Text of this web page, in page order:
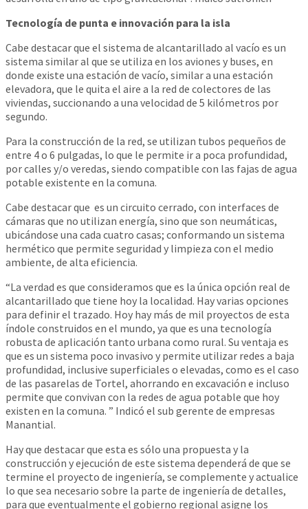
Tecnología de punta e innovación para la isla
Cabe destacar que el sistema de alcantarillado al vacío es un
sistema similar al que se utiliza en los aviones y buses, en
donde existe una estación de vacío, similar a una estación
elevadora, que le quita el aire a la red de colectores de las
viviendas, succionando a una velocidad de 5 kilómetros por
segundo.
Para la construcción de la red, se utilizan tubos pequeños de
entre 4 o 6 pulgadas, lo que le permite ir a poca profundidad,
por calles y/o veredas, siendo compatible con las fajas de agua
potable existente en la comuna.
Cabe destacar que es un circuito cerrado, con interfaces de
cámaras que no utilizan energía, sino que son neumáticas,
ubicándose una cada cuatro casas; conformando un sistema
hermético que permite seguridad y limpieza con el medio
ambiente, de alta eficiencia.
“La verdad es que consideramos que es la única opción real de
alcantarillado que tiene hoy la localidad. Hay varias opciones
para definir el trazado. Hoy hay más de mil proyectos de esta
índole construidos en el mundo, ya que es una tecnología
robusta de aplicación tanto urbana como rural. Su ventaja es
que es un sistema poco invasivo y permite utilizar redes a baja
profundidad, inclusive superficiales o elevadas, como es el caso
de las pasarelas de Tortel, ahorrando en excavación e incluso
permite que convivan con la redes de agua potable que hoy
existen en la comuna. ” Indicó el sub gerente de empresas
Manantial.
Hay que destacar que esta es sólo una propuesta y la
construcción y ejecución de este sistema dependerá de que se
termine el proyecto de ingeniería, se complemente y actualice
lo que sea necesario sobre la parte de ingeniería de detalles,
para que eventualmente el gobierno regional asigne los